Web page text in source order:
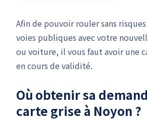
Afin de pouvoir rouler sans
voies publiques avec votre
ou voiture, il vous faut avoir une
en cours de validité.
Où obtenir sa
carte grise à Noyon ?